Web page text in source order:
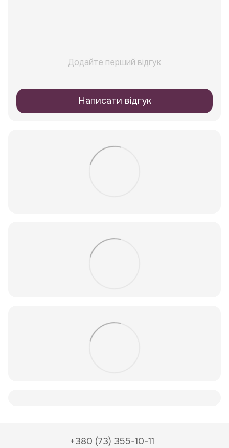
Додайте перший відгук
Написати відгук
+380 (73) 355-10-11